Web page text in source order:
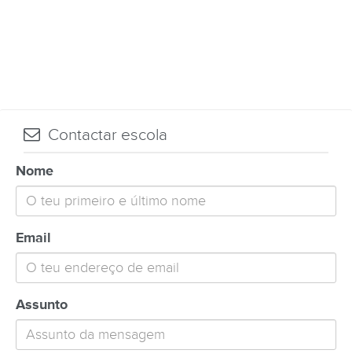
Contactar escola
Nome
Email
Assunto